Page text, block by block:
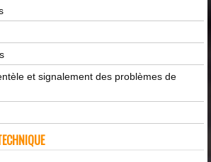
et signalement des problèmes de